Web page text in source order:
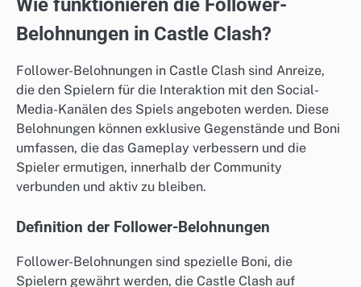
Wie funktionieren die Follower-
Belohnungen in Castle Clash?
Follower-Belohnungen in Castle Clash sind Anreize,
die den Spielern für die Interaktion mit den Social-
Media-Kanälen des Spiels angeboten werden. Diese
Belohnungen können exklusive Gegenstände und Boni
umfassen, die das Gameplay verbessern und die
Spieler ermutigen, innerhalb der Community
verbunden und aktiv zu bleiben.
Definition der Follower-Belohnungen
Follower-Belohnungen sind spezielle Boni, die
Spielern gewährt werden, die Castle Clash auf